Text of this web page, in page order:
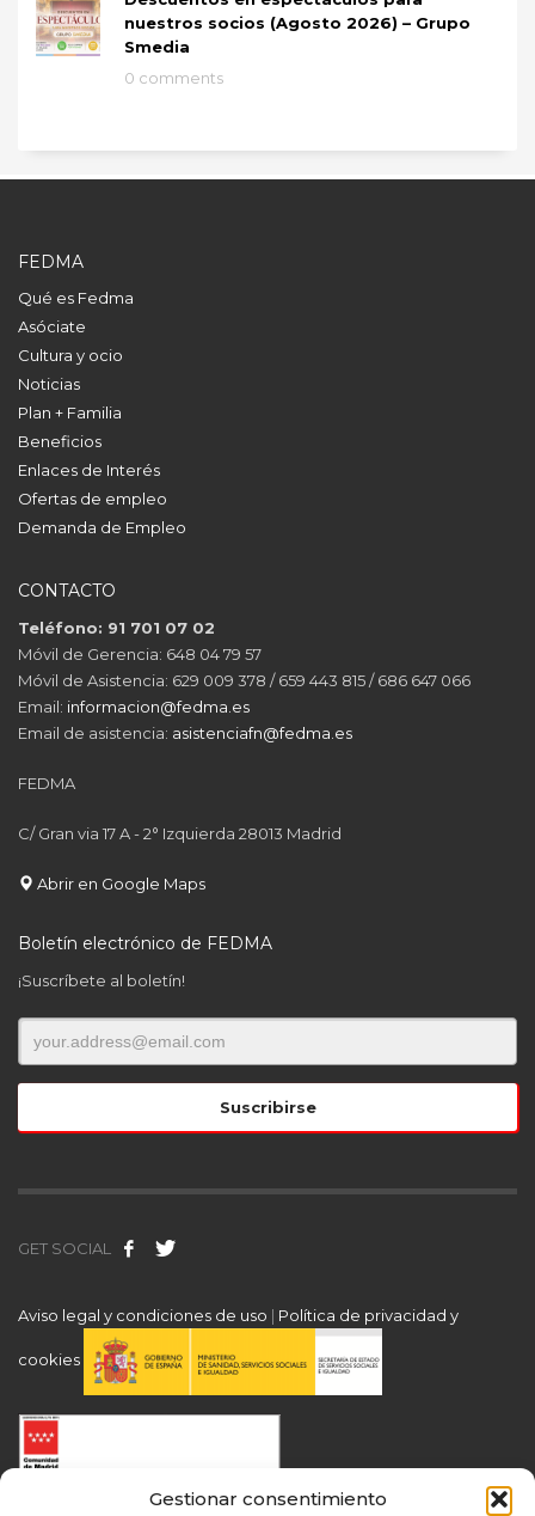
Gestionar consentimiento
nuestros socios (Agosto 2026) – Grupo
Smedia
0 comments
FEDMA
Qué es Fedma
Asóciate
Cultura y ocio
Noticias
Plan + Familia
Beneficios
Enlaces de Interés
Ofertas de empleo
Demanda de Empleo
CONTACTO
Teléfono: 91 701 07 02
Móvil de Gerencia: 648 04 79 57
Móvil de Asistencia: 629 009 378 / 659 443 815 / 686 647 066
Email: informacion@fedma.es
Email de asistencia: asistenciafn@fedma.es
FEDMA
C/ Gran via 17 A - 2° Izquierda 28013 Madrid
Abrir en Google Maps
Boletín electrónico de FEDMA
¡Suscríbete al boletín!
GET SOCIAL
Aviso legal y condiciones de uso | Política de privacidad y
cookies